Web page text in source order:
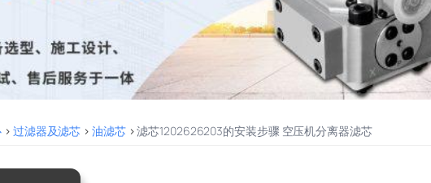
> 过滤器及滤芯 > 油滤芯>滤芯1202626203的安装步骤 空压机分离器滤芯